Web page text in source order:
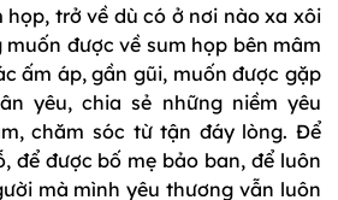
họp, trở về dù có ở nơi nào xa xôi
được về sum họp bên mâm
ấm áp, gần gũi, muốn được gặp
yêu, chia sẻ những niềm yêu
chăm sóc từ tận đáy lòng. Để
để được bố mẹ bảo ban, để luôn
mà mình yêu thương vẫn luôn